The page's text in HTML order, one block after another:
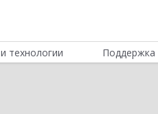
технологии Поддержка